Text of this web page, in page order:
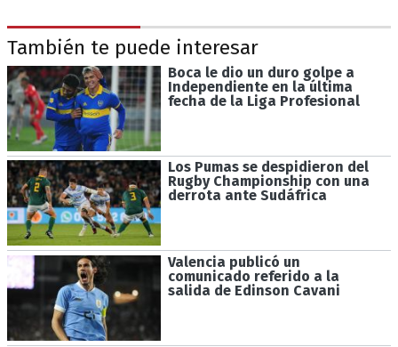
También te puede interesar
Boca le dio un duro golpe a
Independiente en la última
fecha de la Liga Profesional
Los Pumas se despidieron del
Rugby Championship con una
derrota ante Sudáfrica
Valencia publicó un
comunicado referido a la
salida de Edinson Cavani